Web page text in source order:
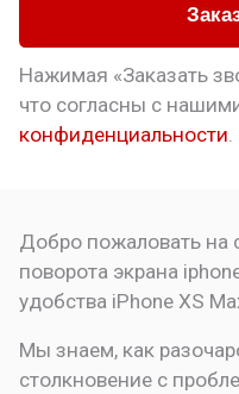
Нажимая «Заказать
что согласны с
конфиденциальности.
Добро пожаловать на
поворота экрана
удобства iPhone XS
Мы знаем, как
столкновение с